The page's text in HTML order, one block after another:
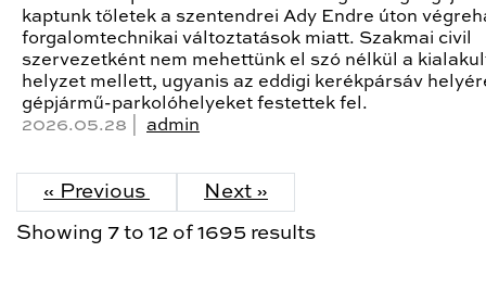
kaptunk tőletek a szentendrei Ady Endre úton
forgalomtechnikai változtatások miatt. Szakmai civil
szervezetként nem mehettünk el szó nélkül a
helyzet mellett, ugyanis az eddigi kerékpársáv
gépjármű-parkolóhelyeket festettek fel.
2026.05.28 | admin
« Previous Next »
Showing 7 to 12 of 1695 results